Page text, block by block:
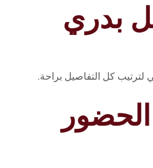
بدري
كل التفاصيل براحة.